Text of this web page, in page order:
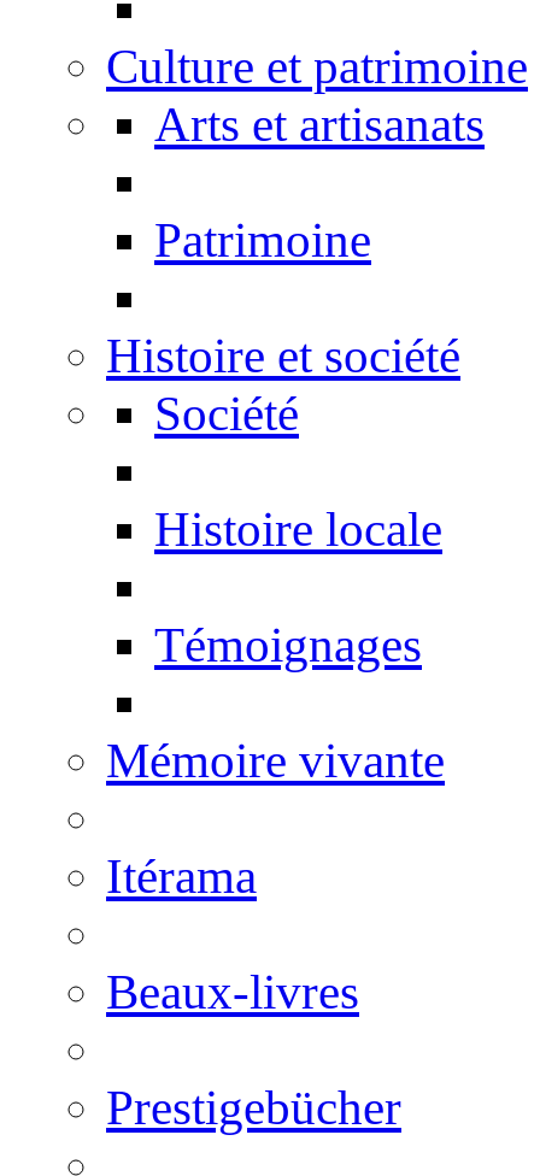
Culture et patrimoine
Arts et artisanats
Patrimoine
Histoire et société
Société
Histoire locale
Témoignages
Mémoire vivante
Itérama
Beaux-livres
Prestigebücher